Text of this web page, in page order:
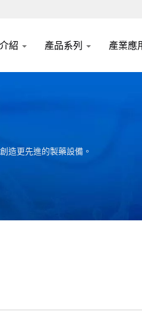
紹 產品系列 產業應
造更先進的製藥設備。